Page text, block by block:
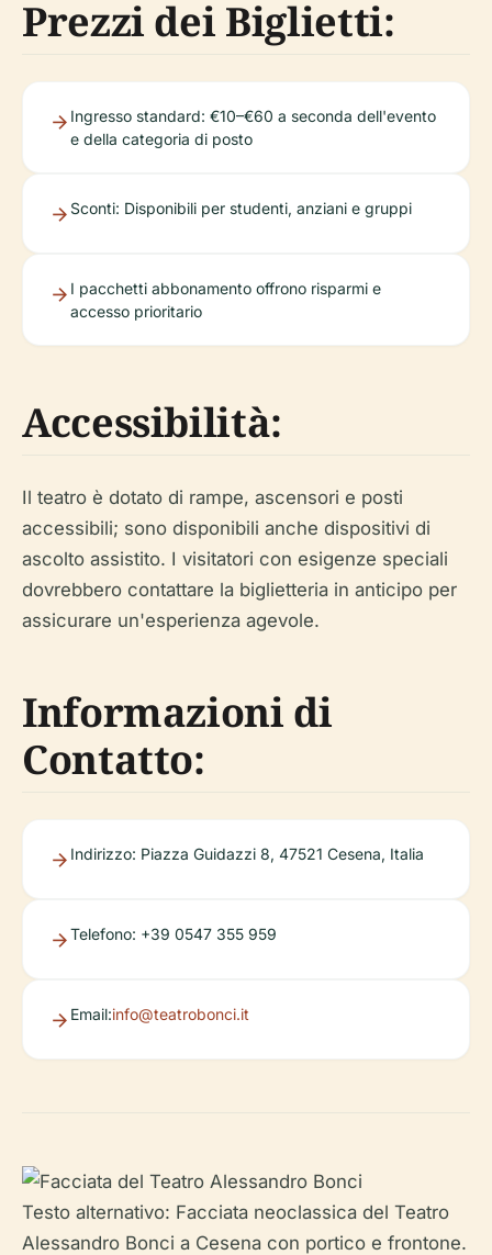
Prezzi dei Biglietti:
Ingresso standard: €10–€60 a seconda dell'evento
e della categoria di posto
Sconti: Disponibili per studenti, anziani e gruppi
I pacchetti abbonamento offrono risparmi e
accesso prioritario
Accessibilità:
Il teatro è dotato di rampe, ascensori e posti
accessibili; sono disponibili anche dispositivi di
ascolto assistito. I visitatori con esigenze speciali
dovrebbero contattare la biglietteria in anticipo per
assicurare un'esperienza agevole.
Informazioni di
Contatto:
Indirizzo: Piazza Guidazzi 8, 47521 Cesena, Italia
Telefono: +39 0547 355 959
Email:info@teatrobonci.it
Testo alternativo: Facciata neoclassica del Teatro
Alessandro Bonci a Cesena con portico e frontone.